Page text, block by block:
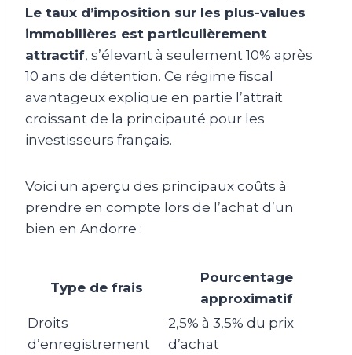
Le taux d’imposition sur les plus-values
immobilières est particulièrement
attractif, s’élevant à seulement 10% après
10 ans de détention. Ce régime fiscal
avantageux explique en partie l’attrait
croissant de la principauté pour les
investisseurs français.
Voici un aperçu des principaux coûts à
prendre en compte lors de l’achat d’un
bien en Andorre :
Type de frais
Pourcentage
approximatif
Droits
d’enregistrement
2,5% à 3,5% du prix
d’achat